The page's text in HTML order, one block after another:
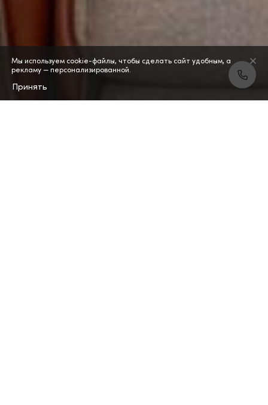
Мы используем cookie-файлы, чтобы сделать сайт удобным, а
рекламу — персонализированной.
Принять